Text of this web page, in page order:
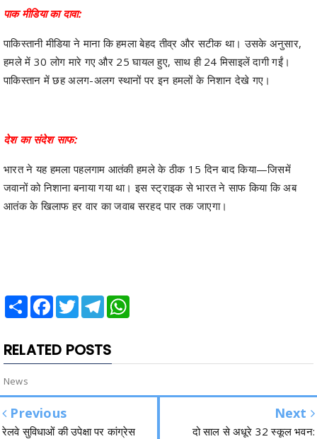
पाक मीडिया का दावा:
पाकिस्तानी मीडिया ने माना कि हमला बेहद तीव्र और सटीक था। उसके अनुसार,
हमले में 30 लोग मारे गए और 25 घायल हुए, साथ ही 24 मिसाइलें दागी गईं।
पाकिस्तान में छह अलग-अलग स्थानों पर इन हमलों के निशान देखे गए।
देश का संदेश साफ:
भारत ने यह हमला पहलगाम आतंकी हमले के ठीक 15 दिन बाद किया—जिसमें
जवानों को निशाना बनाया गया था। इस स्ट्राइक से भारत ने साफ किया कि अब
आतंक के खिलाफ हर वार का जवाब सरहद पार तक जाएगा।
Share Facebook
TwitterTelegram
RELATED POSTS
News
Previous
रेलवे सुविधाओं की उपेक्षा पर कांग्रेस
Next
दो साल से अधूरे 32 स्कूल भवन: